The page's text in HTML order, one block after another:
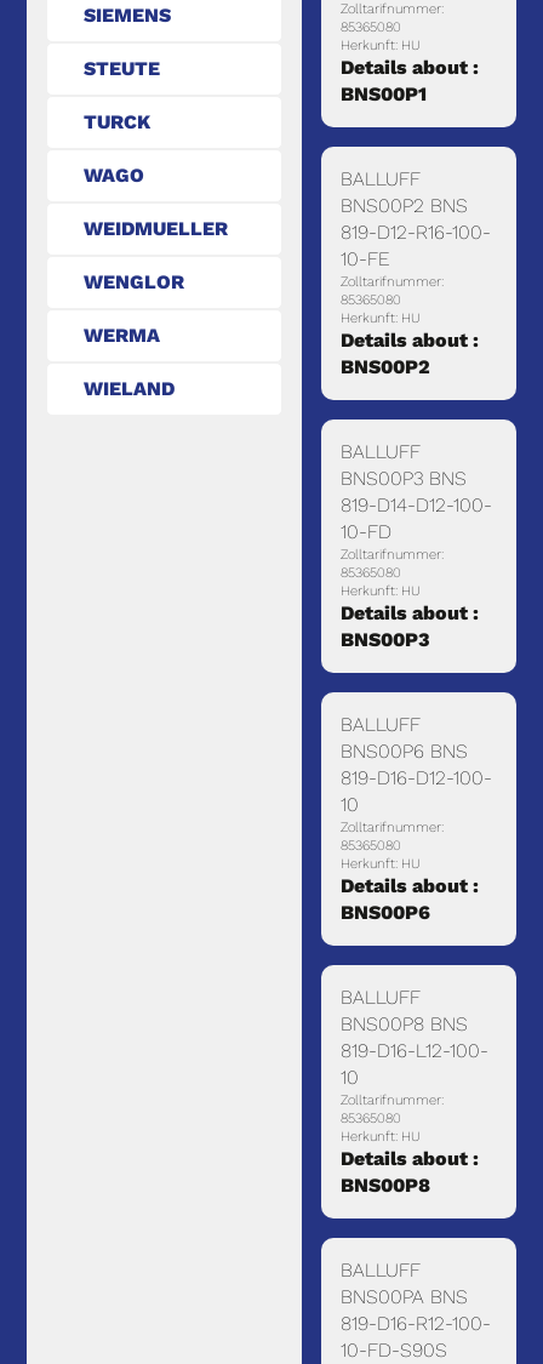
SIEMENS
STEUTE
TURCK
WAGO
WEIDMUELLER
WENGLOR
WERMA
WIELAND
Zolltarifnummer:
85365080
Herkunft: HU
Details about :
BNS00P1
BALLUFF
BNS00P2 BNS
819-D12-R16-100-
10-FE
Zolltarifnummer:
85365080
Herkunft: HU
Details about :
BNS00P2
BALLUFF
BNS00P3 BNS
819-D14-D12-100-
10-FD
Zolltarifnummer:
85365080
Herkunft: HU
Details about :
BNS00P3
BALLUFF
BNS00P6 BNS
819-D16-D12-100-
10
Zolltarifnummer:
85365080
Herkunft: HU
Details about :
BNS00P6
BALLUFF
BNS00P8 BNS
819-D16-L12-100-
10
Zolltarifnummer:
85365080
Herkunft: HU
Details about :
BNS00P8
BALLUFF
BNS00PA BNS
819-D16-R12-100-
10-FD-S90S